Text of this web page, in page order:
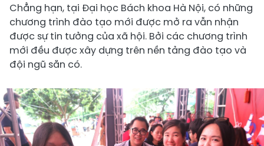
Chẳng hạn, tại Đại học Bách khoa Hà Nội, có những
chương trình đào tạo mới được mở ra vẫn nhận
được sự tin tưởng của xã hội. Bởi các chương trình
mới đều được xây dựng trên nền tảng đào tạo và
đội ngũ sẵn có.